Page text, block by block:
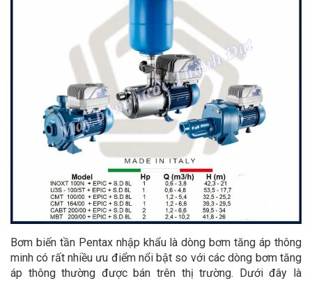
Bơm biến tần Pentax nhập khẩu là dòng bơm tăng áp thông
minh có rất nhiều ưu điểm nổi bật so với các dòng bơm tăng
áp thông thường được bán trên thị trường. Dưới đây là